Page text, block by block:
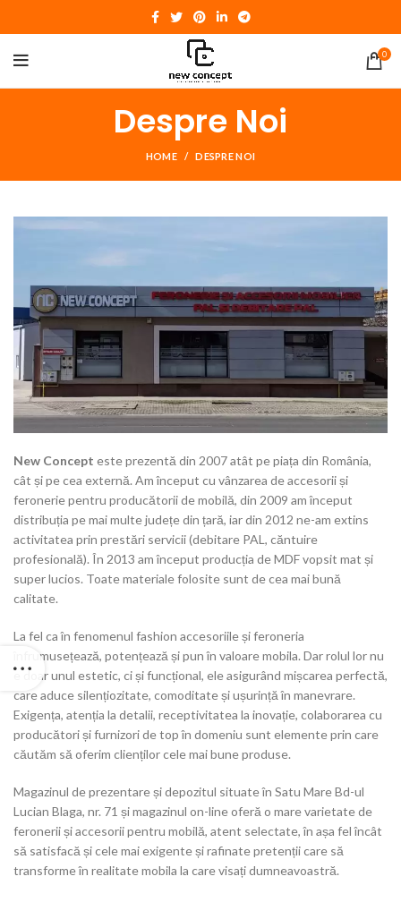
0
Despre Noi
HOME DESPRE NOI
New Concept este prezentă din 2007 atât pe piața din România,
cât și pe cea externă. Am început cu vânzarea de accesorii și
feronerie pentru producătorii de mobilă, din 2009 am început
distribuția pe mai multe județe din țară, iar din 2012 ne-am extins
activitatea prin prestări servicii (debitare PAL, căntuire
profesională). În 2013 am început producția de MDF vopsit mat și
super lucios. Toate materiale folosite sunt de cea mai bună
calitate.
La fel ca în fenomenul fashion accesoriile și feroneria
înfrumusețează, potențează și pun în valoare mobila. Dar rolul lor nu
e doar unul estetic, ci și funcțional, ele asigurând mișcarea perfectă,
care aduce silențiozitate, comoditate și ușurință în manevrare.
Exigența, atenția la detalii, receptivitatea la inovație, colaborarea cu
producători și furnizori de top în domeniu sunt elemente prin care
căutăm să oferim clienților cele mai bune produse.
Magazinul de prezentare și depozitul situate în Satu Mare Bd-ul
Lucian Blaga, nr. 71 și magazinul on-line oferă o mare varietate de
feronerii și accesorii pentru mobilă, atent selectate, în așa fel încât
să satisfacă și cele mai exigente și rafinate pretenții care să
transforme în realitate mobila la care visați dumneavoastră.